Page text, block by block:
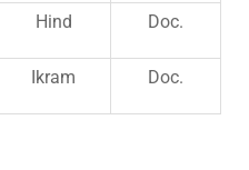
Hind Doc.
Ikram Doc.